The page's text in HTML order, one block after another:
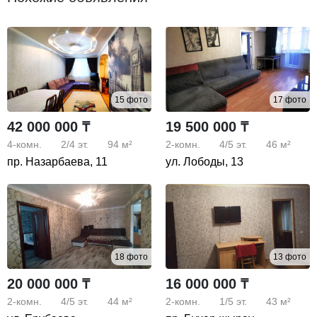
15 фото
42 000 000 ₸
4-комн. 2/4 эт. 94 м²
пр. Назарбаева, 11
17 фото
19 500 000 ₸
2-комн. 4/5 эт. 46 м²
ул. Лободы, 13
18 фото
20 000 000 ₸
2-комн. 4/5 эт. 44 м²
13 фото
16 000 000 ₸
2-комн. 1/5 эт. 43 м²